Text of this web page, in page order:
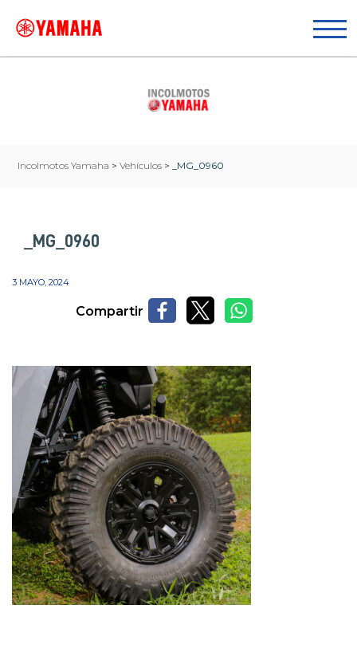
Incolmotos Yamaha > Vehículos > _MG_0960
_MG_0960
3 MAYO, 2024
Compartir